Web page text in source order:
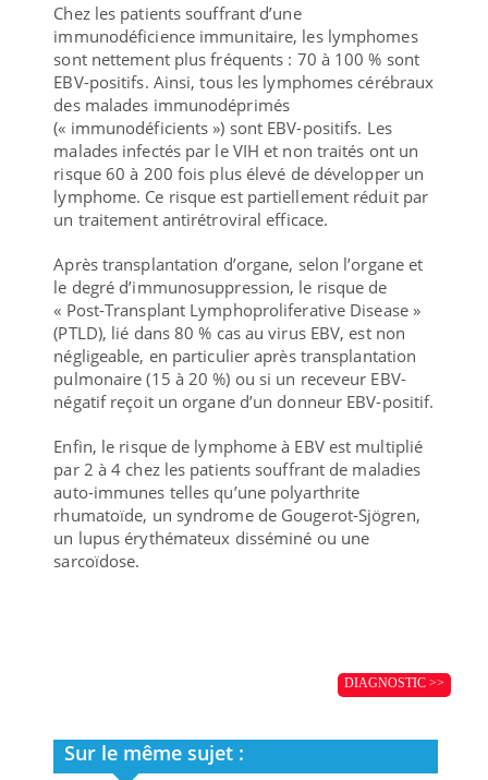
Chez les patients souffrant d’une
immunodéficience immunitaire, les lymphomes
sont nettement plus fréquents : 70 à 100 % sont
EBV-positifs. Ainsi, tous les lymphomes cérébraux
des malades immunodéprimés
(« immunodéficients ») sont EBV-positifs. Les
malades infectés par le VIH et non traités ont un
risque 60 à 200 fois plus élevé de développer un
lymphome. Ce risque est partiellement réduit par
un traitement antirétroviral efficace.
Après transplantation d’organe, selon l’organe et
le degré d’immunosuppression, le risque de
« Post-Transplant Lymphoproliferative Disease »
(PTLD), lié dans 80 % cas au virus EBV, est non
négligeable, en particulier après transplantation
pulmonaire (15 à 20 %) ou si un receveur EBV-
négatif reçoit un organe d’un donneur EBV-positif.
Enfin, le risque de lymphome à EBV est multiplié
par 2 à 4 chez les patients souffrant de maladies
auto-immunes telles qu’une polyarthrite
rhumatoïde, un syndrome de Gougerot-Sjögren,
un lupus érythémateux disséminé ou une
sarcoïdose.
DIAGNOSTIC >>
Sur le même sujet :